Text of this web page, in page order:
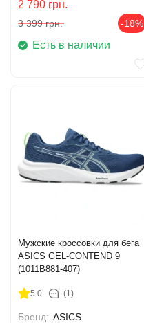
2 790 грн.
3 399 грн. -18%
Есть в наличии
Мужские кроссовки для бега
ASICS GEL-CONTEND 9
(1011B881-407)
5.0 (1)
Бренд: ASICS